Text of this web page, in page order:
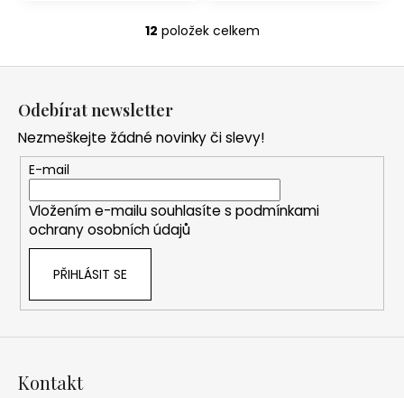
O
a
c
í
p
r
ý
p
12 položek celkem
Odebírat newsletter
Nezmeškejte žádné novinky či slevy!
E-mail
Vložením e-mailu souhlasíte s podmínkami
ochrany osobních údajů
PŘIHLÁSIT SE
Kontakt